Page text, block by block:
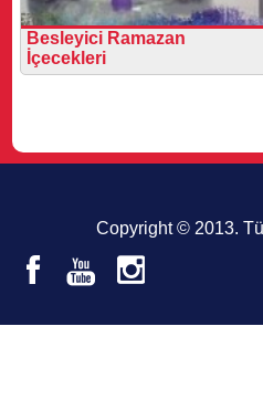
Besleyici Ramazan
İçecekleri
Copyright © 2013.